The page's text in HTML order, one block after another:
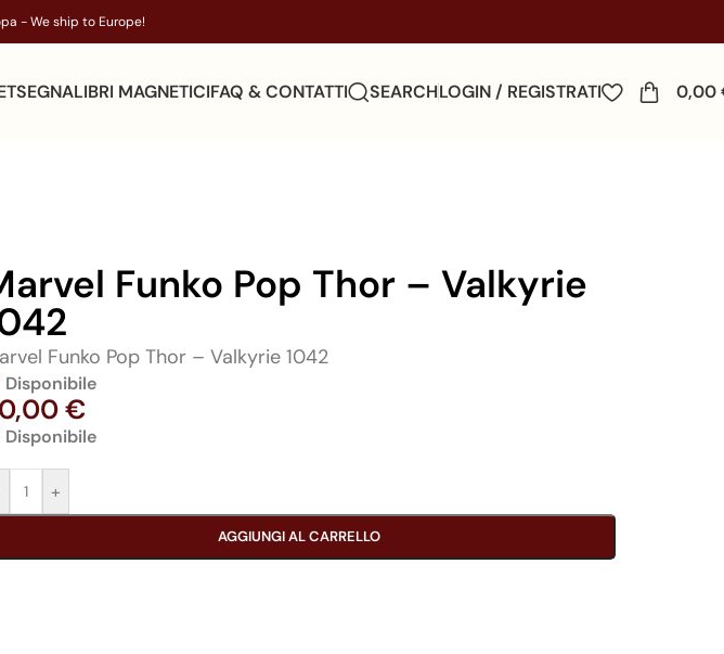
- We ship to Europe!
SEGNALIBRI MAGNETICIFAQ & CONTATTI SEARCHLOGIN / REGISTRATI 0,00
Funko Pop Thor – Valkyrie
Funko Pop Thor – Valkyrie 1042
Disponibile
€
Disponibile
+
AGGIUNGI AL CARRELLO